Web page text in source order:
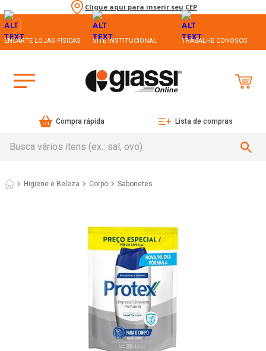
Clique aqui para inserir seu CEP
ENCARTE LOJAS FÍSICAS SITE INSTITUCIONAL TRABALHE CONOSCO
Compra rápida Lista de compras
Higiene e Beleza Corpo Sabonetes